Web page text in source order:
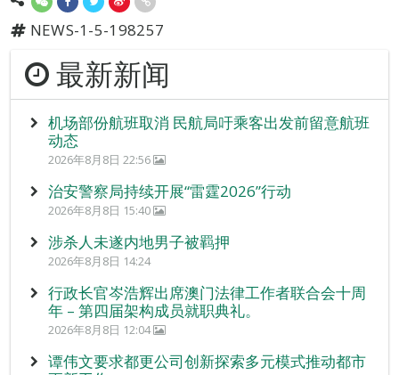
NEWS-1-5-198257
最新新闻
机场部份航班取消 民航局吁乘客出发前留意航班
动态
2026年8月8日 22:56
治安警察局持续开展“雷霆2026”行动
2026年8月8日 15:40
涉杀人未遂内地男子被羁押
2026年8月8日 14:24
行政长官岑浩辉出席澳门法律工作者联合会十周
年 – 第四届架构成员就职典礼。
2026年8月8日 12:04
谭伟文要求都更公司创新探索多元模式推动都市